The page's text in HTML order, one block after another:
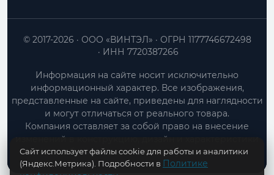
ООО «ВИНТЭЛ»
ОГРН 1177746672498
ИНН 7720387266
© 2017-2026
Информация на сайте носит исключительно
информационный характер. Все изображения,
представленные на сайте, приведены для наглядности
и могут отличаться от реального товара.
Компания оставляет за собой право на внесение
изменений в конструкцию, дизайн и характеристики
товара без предварительного уведомления.
Сайт использует файлы cookie для работы и аналитики
(Яндекс.Метрика). Подробности в Политике